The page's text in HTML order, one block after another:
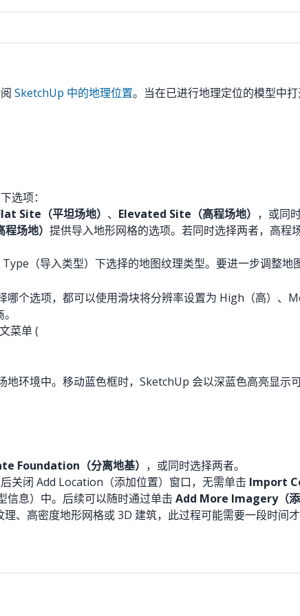
SketchUp 中的地理位置。当在已进行地理定位的模型中
选项：
Site（平坦场地） 、 Elevated Site（高程场地） ，或同
场地） 提供导入地形网格的选项。若同时选择两者，高程
（导入类型）下选择的地图纹理类型。要进一步调整地
哪个选项，都可以使用滑块将分辨率设置为 High（高）、
菜单 (
环境中。移动蓝色框时，SketchUp 会以深蓝色高亮显示
Foundation（分离地基） ，或同时选择两者。
关闭 Add Location（添加位置）窗口，无需单击 Import
息）中。后续可以随时通过单击 Add More Imagery（添
、高密度地形网格或 3D 建筑，此过程可能需要一段时间